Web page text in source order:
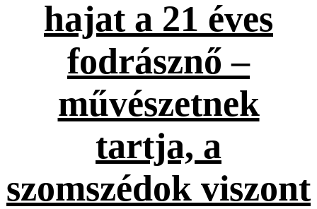
hajat a 21 éves
fodrásznő –
művészetnek
tartja, a
szomszédok viszont